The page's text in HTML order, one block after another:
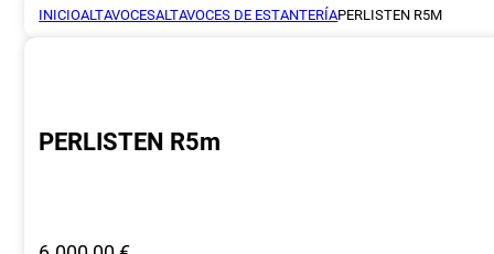
INICIOALTAVOCESALTAVOCES DE ESTANTERÍAPERLISTEN R5M
PERLISTEN R5m